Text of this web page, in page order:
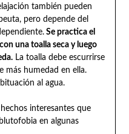
también pueden
pero depende del
Se practica el
una toalla seca y luego
La toalla debe escurrirse
más humedad en ella.
al agua.
interesantes que
en algunas